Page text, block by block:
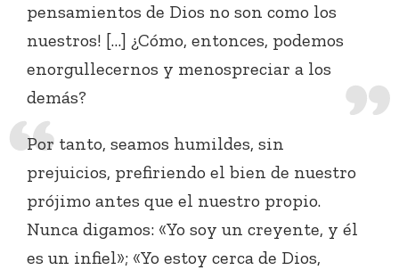
pensamientos de Dios no son como los
nuestros! […] ¿Cómo, entonces, podemos
enorgullecernos y menospreciar a los
demás?
Por tanto, seamos humildes, sin
prejuicios, prefiriendo el bien de nuestro
prójimo antes que el nuestro propio.
Nunca digamos: «Yo soy un creyente, y él
es un infiel»; «Yo estoy cerca de Dios,